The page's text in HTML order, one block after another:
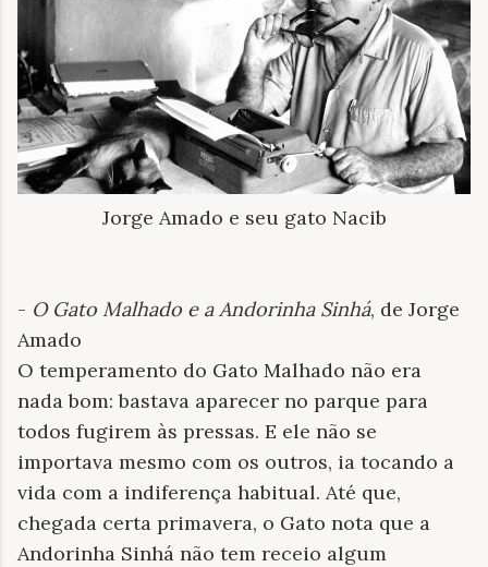
Jorge Amado e seu gato Nacib
- O Gato Malhado e a Andorinha Sinhá, de Jorge
Amado
O temperamento do Gato Malhado não era
nada bom: bastava aparecer no parque para
todos fugirem às pressas. E ele não se
importava mesmo com os outros, ia tocando a
vida com a indiferença habitual. Até que,
chegada certa primavera, o Gato nota que a
Andorinha Sinhá não tem receio algum